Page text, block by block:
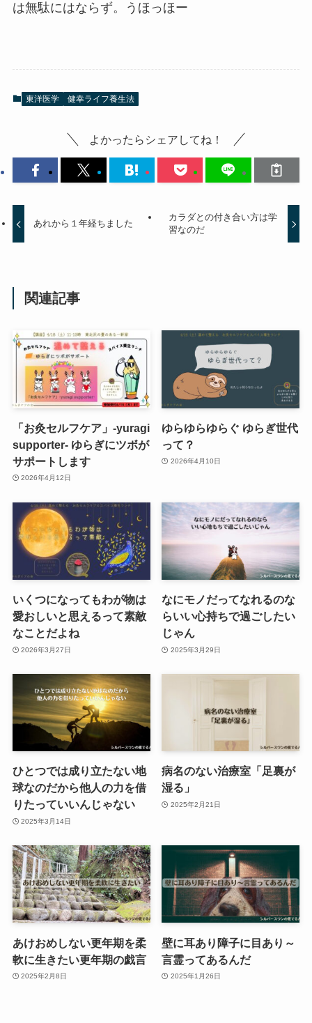
は無駄にはならず。うほっほー
東洋医学 健幸ライフ養生法
よかったらシェアしてね！
あれから１年経ちました
カラダとの付き合い方は学
習なのだ
関連記事
「お灸セルフケア」-yuragi
supporter- ゆらぎにツボが
サポートします
2026年4月12日
ゆらゆらゆらぐ ゆらぎ世代
って？
2026年4月10日
いくつになってもわが物は
愛おしいと思えるって素敵
なことだよね
2026年3月27日
なにモノだってなれるのな
らいい心持ちで過ごしたい
じゃん
2025年3月29日
ひとつでは成り立たない地
球なのだから他人の力を借
りたっていいんじゃない
2025年3月14日
病名のない治療室「足裏が
湿る」
2025年2月21日
あけおめしない更年期を柔
軟に生きたい更年期の戯言
2025年2月8日
壁に耳あり障子に目あり～
言霊ってあるんだ
2025年1月26日